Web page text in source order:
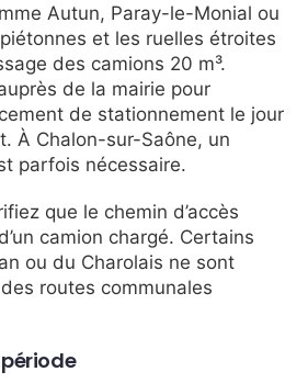
Autun, Paray-le-Monial ou
et les ruelles étroites
des camions 20 m³.
de la mairie pour
de stationnement le jour
À Chalon-sur-Saône, un
parfois nécessaire.
que le chemin d’accès
camion chargé. Certains
ou du Charolais ne sont
routes communales